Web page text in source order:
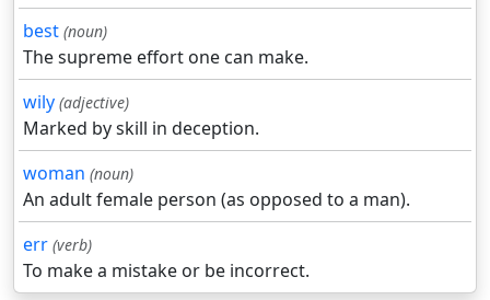
best (noun)
The supreme effort one can make.
wily (adjective)
Marked by skill in deception.
woman (noun)
An adult female person (as opposed to a man).
err (verb)
To make a mistake or be incorrect.